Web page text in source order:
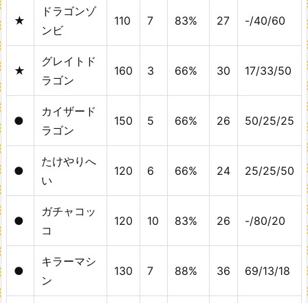
★
ドラゴンゾ
ンビ
110 7 83% 27 -/40/60
★
グレイトド
ラゴン
160 3 66% 30 17/33/50
●
カイザード
ラゴン
150 5 66% 26 50/25/25
●
たけやりへ
い
120 6 66% 24 25/25/50
●
ガチャコッ
コ
120 10 83% 26 -/80/20
●
キラーマシ
ン
130 7 88% 36 69/13/18